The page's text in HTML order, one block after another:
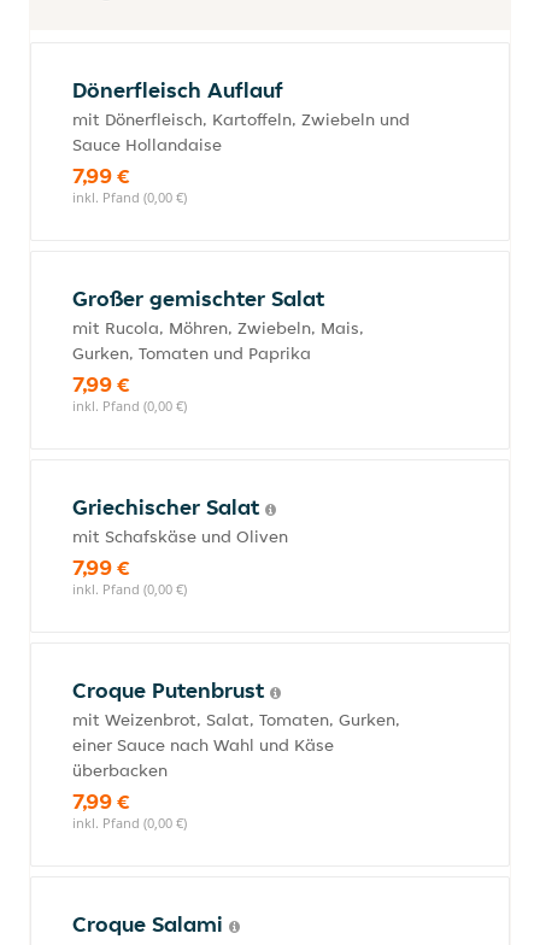
Dönerfleisch Auflauf
mit Dönerfleisch, Kartoffeln, Zwiebeln und
Sauce Hollandaise
7,99 €
inkl. Pfand (0,00 €)
Großer gemischter Salat
mit Rucola, Möhren, Zwiebeln, Mais,
Gurken, Tomaten und Paprika
7,99 €
inkl. Pfand (0,00 €)
Griechischer Salat
mit Schafskäse und Oliven
7,99 €
inkl. Pfand (0,00 €)
Croque Putenbrust
mit Weizenbrot, Salat, Tomaten, Gurken,
einer Sauce nach Wahl und Käse
überbacken
7,99 €
inkl. Pfand (0,00 €)
Croque Salami